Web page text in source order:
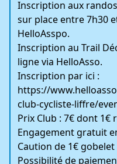
Inscription aux
sur place entre 7h30
HelloAsspo.
Inscription au Trail
ligne via HelloAsso.
Inscription par ici :
https://
club-cycliste-liffre/
Prix Club : 7€ dont 1€
Engagement gratuit
Caution de 1€
Possibilité de